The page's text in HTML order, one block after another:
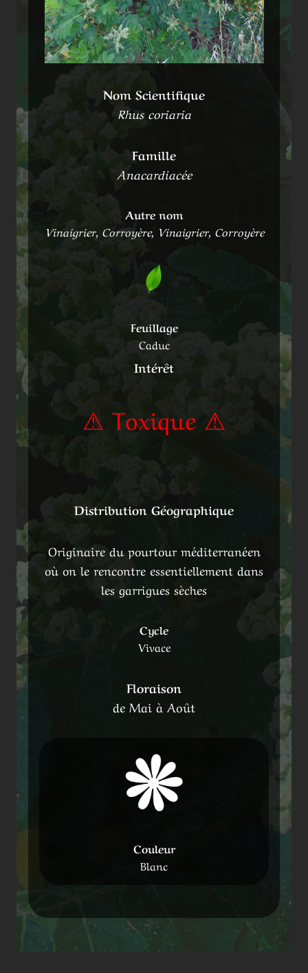
Nom Scientifique
Rhus coriaria
Famille
Anacardiacée
Autre nom
Vinaigrier, Corroyère, Vinaigrier, Corroyère
Feuillage
Caduc
Intérêt
⚠ Toxique ⚠
Distribution Géographique
Originaire du pourtour méditerranéen
où on le rencontre essentiellement dans
les garrigues sèches
Cycle
Vivace
Floraison
de Mai à Août
Couleur
Blanc